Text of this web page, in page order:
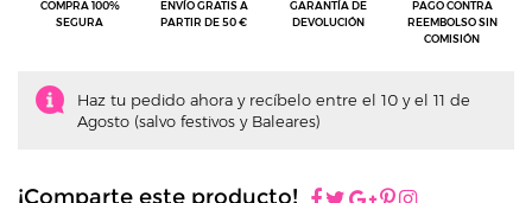
COMPRA 100%
SEGURA
ENVÍO GRATIS A
PARTIR DE 50 €
GARANTÍA DE
DEVOLUCIÓN
PAGO CONTRA
REEMBOLSO SIN
COMISIÓN
Haz tu pedido ahora y recíbelo entre el 10 y el 11 de
Agosto (salvo festivos y Baleares)
¡Comparte este producto!